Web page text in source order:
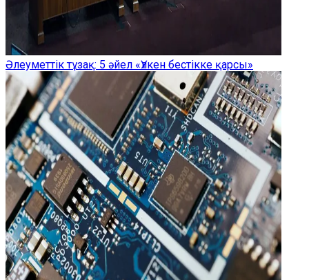
Әлеуметтік тұзақ: 5 әйел «Үлкен бестікке қарсы»